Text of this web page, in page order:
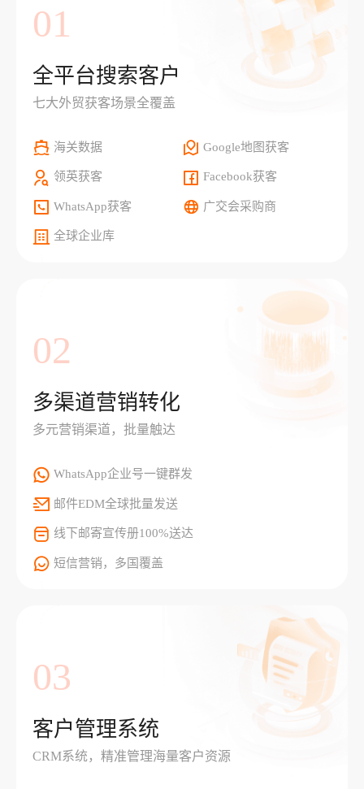
01
全平台搜索客户
七大外贸获客场景全覆盖
海关数据 Google地图获客
领英获客 Facebook获客
WhatsApp获客 广交会采购商
全球企业库
02
多渠道营销转化
多元营销渠道，批量触达
WhatsApp企业号一键群发
邮件EDM全球批量发送
线下邮寄宣传册100%送达
短信营销，多国覆盖
03
客户管理系统
CRM系统，精准管理海量客户资源